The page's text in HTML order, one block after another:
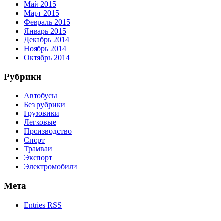
Май 2015
Март 2015
Февраль 2015
Январь 2015
Декабрь 2014
Ноябрь 2014
Октябрь 2014
Рубрики
Автобусы
Без рубрики
Грузовики
Легковые
Производство
Спорт
Трамваи
Экспорт
Электромобили
Мета
Entries RSS